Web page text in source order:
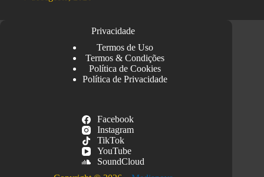
Privacidade
Termos de Uso
Termos & Condições
Política de Cookies
Política de Privacidade
Facebook
Instagram
TikTok
YouTube
SoundCloud